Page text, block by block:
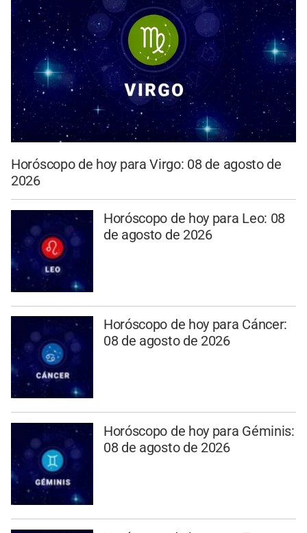
Horóscopo de hoy para Virgo: 08 de agosto de
2026
Horóscopo de hoy para Leo: 08
de agosto de 2026
Horóscopo de hoy para Cáncer:
08 de agosto de 2026
Horóscopo de hoy para Géminis:
08 de agosto de 2026